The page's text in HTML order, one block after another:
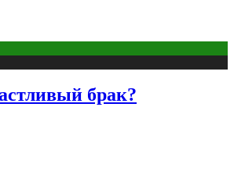
брак?